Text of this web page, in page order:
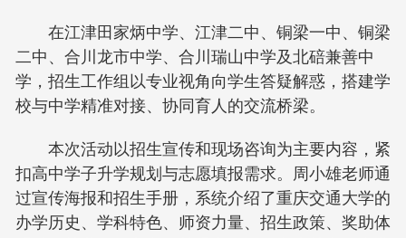
在江津田家炳中学、江津二中、铜梁一中、铜梁
二中、合川龙市中学、合川瑞山中学及北碚兼善中
学，招生工作组以专业视角向学生答疑解惑，搭建学
校与中学精准对接、协同育人的交流桥梁。
本次活动以招生宣传和现场咨询为主要内容，紧
扣高中学子升学规划与志愿填报需求。周小雄老师通
过宣传海报和招生手册，系统介绍了重庆交通大学的
办学历史、学科特色、师资力量、招生政策、奖助体